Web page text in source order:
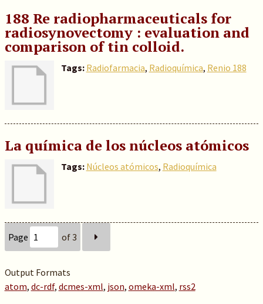
188 Re radiopharmaceuticals for
radiosynovectomy : evaluation and
comparison of tin colloid.
Tags: Radiofarmacia, Radioquímica, Renio 188
La química de los núcleos atómicos
Tags: Núcleos atómicos, Radioquímica
Page of 3
Output Formats
atom, dc-rdf, dcmes-xml, json, omeka-xml, rss2